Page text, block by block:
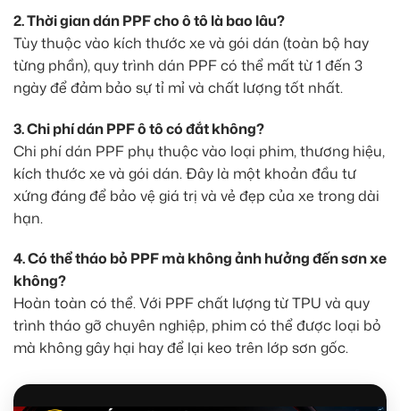
2. Thời gian dán PPF cho ô tô là bao lâu?
Tùy thuộc vào kích thước xe và gói dán (toàn bộ hay
từng phần), quy trình dán PPF có thể mất từ 1 đến 3
ngày để đảm bảo sự tỉ mỉ và chất lượng tốt nhất.
3. Chi phí dán PPF ô tô có đắt không?
Chi phí dán PPF phụ thuộc vào loại phim, thương hiệu,
kích thước xe và gói dán. Đây là một khoản đầu tư
xứng đáng để bảo vệ giá trị và vẻ đẹp của xe trong dài
hạn.
4. Có thể tháo bỏ PPF mà không ảnh hưởng đến sơn xe
không?
Hoàn toàn có thể. Với PPF chất lượng từ TPU và quy
trình tháo gỡ chuyên nghiệp, phim có thể được loại bỏ
mà không gây hại hay để lại keo trên lớp sơn gốc.